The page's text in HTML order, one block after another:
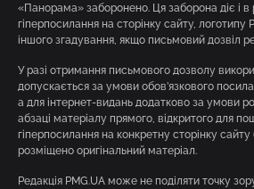
«Панорама» заборонено. Ця заборона діє і в
гіперпосилання на сторінку сайту, логотипу
іншого згадування, якщо письмовий дозвіл
У разі отримання письмового дозволу
допускається за умови обов’язкового
а для інтернет-видань додатково за умови
абзаці матеріалу прямого, відкритого для
гіперпосилання на конкретну сторінку сайту
розміщено оригінальний матеріал.
Редакція PMG.UA може не поділяти точку